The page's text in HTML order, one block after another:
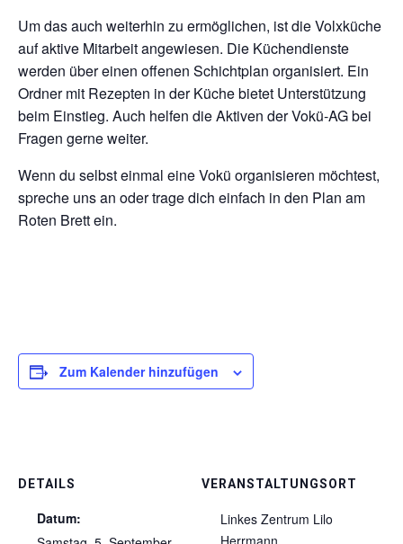
Um das auch weiterhin zu ermöglichen, ist die Volxküche
auf aktive Mitarbeit angewiesen. Die Küchendienste
werden über einen offenen Schichtplan organisiert. Ein
Ordner mit Rezepten in der Küche bietet Unterstützung
beim Einstieg. Auch helfen die Aktiven der Vokü-AG bei
Fragen gerne weiter.
Wenn du selbst einmal eine Vokü organisieren möchtest,
spreche uns an oder trage dich einfach in den Plan am
Roten Brett ein.
Zum Kalender hinzufügen
DETAILS
Datum:
VERANSTALTUNGSORT
Linkes Zentrum Lilo